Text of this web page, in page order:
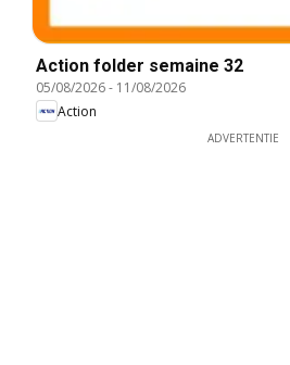
Action folder semaine 32
05/08/2026- 11/08/2026
Action
ADVERTENTIE